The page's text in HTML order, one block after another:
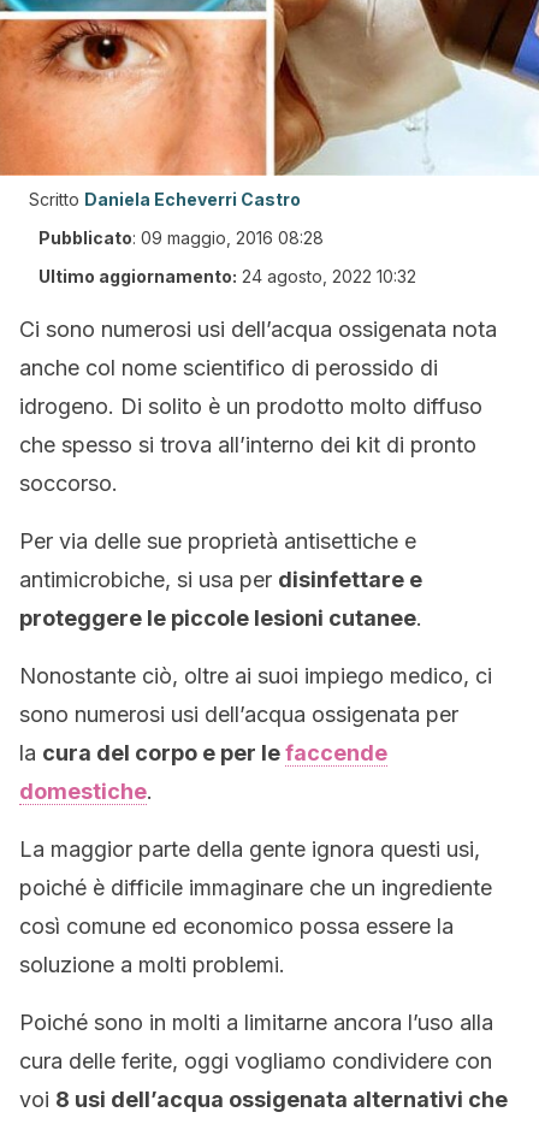
Scritto Daniela Echeverri Castro
Pubblicato: 09 maggio, 2016 08:28
Ultimo aggiornamento: 24 agosto, 2022 10:32
Ci sono numerosi usi dell’acqua ossigenata nota
anche col nome scientifico di perossido di
idrogeno. Di solito è un prodotto molto diffuso
che spesso si trova all’interno dei kit di pronto
soccorso.
Per via delle sue proprietà antisettiche e
antimicrobiche, si usa per disinfettare e
proteggere le piccole lesioni cutanee.
Nonostante ciò, oltre ai suoi impiego medico, ci
sono numerosi usi dell’acqua ossigenata per
la cura del corpo e per lefaccende
domestiche.
La maggior parte della gente ignora questi usi,
poiché è difficile immaginare che un ingrediente
così comune ed economico possa essere la
soluzione a molti problemi.
Poiché sono in molti a limitarne ancora l’uso alla
cura delle ferite, oggi vogliamo condividere con
voi 8 usi dell’acqua ossigenata alternativi che